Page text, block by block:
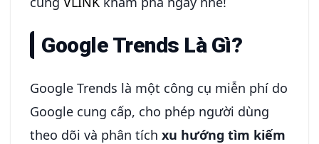
Google Trends Là Gì?
Google Trends là một công cụ miễn phí do
Google cung cấp, cho phép người dùng
theo dõi và phân tích xu hướng tìm kiếm